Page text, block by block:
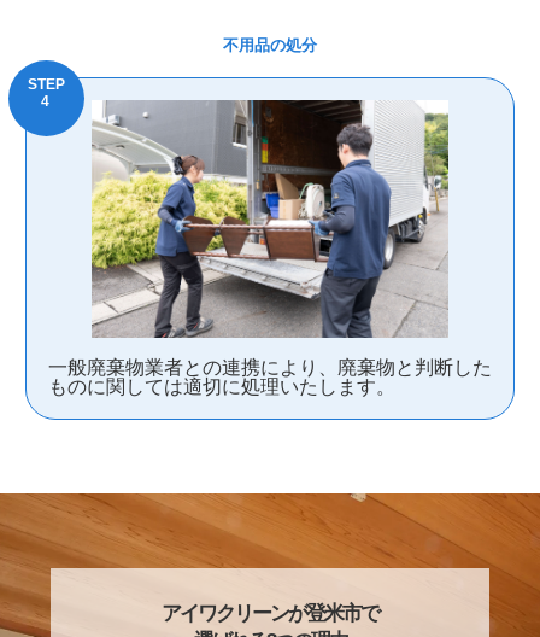
不用品の処分
一般廃棄物業者との連携により、廃棄物と判断した
ものに関しては適切に処理いたします。
アイワクリーンが登米市で